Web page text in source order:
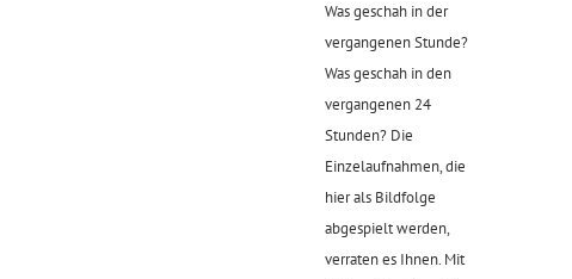
Was geschah in der
vergangenen Stunde?
Was geschah in den
vergangenen 24
Stunden? Die
Einzelaufnahmen, die
hier als Bildfolge
abgespielt werden,
verraten es Ihnen. Mit